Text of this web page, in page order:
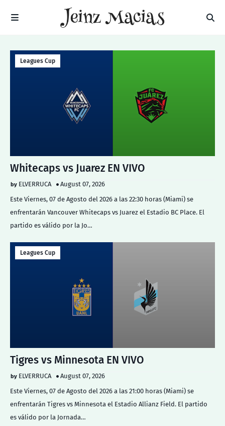
Leagues Cup
Whitecaps vs Juarez EN VIVO
ELVERRUCA
August 07, 2026
Este Viernes, 07 de Agosto del 2026 a las 22:30 horas (Miami) se
enfrentarán Vancouver Whitecaps vs Juarez el Estadio BC Place. El
partido es válido por la Jo…
Leagues Cup
Tigres vs Minnesota EN VIVO
ELVERRUCA
August 07, 2026
Este Viernes, 07 de Agosto del 2026 a las 21:00 horas (Miami) se
enfrentarán Tigres vs Minnesota el Estadio Allianz Field. El partido
es válido por la Jornada…